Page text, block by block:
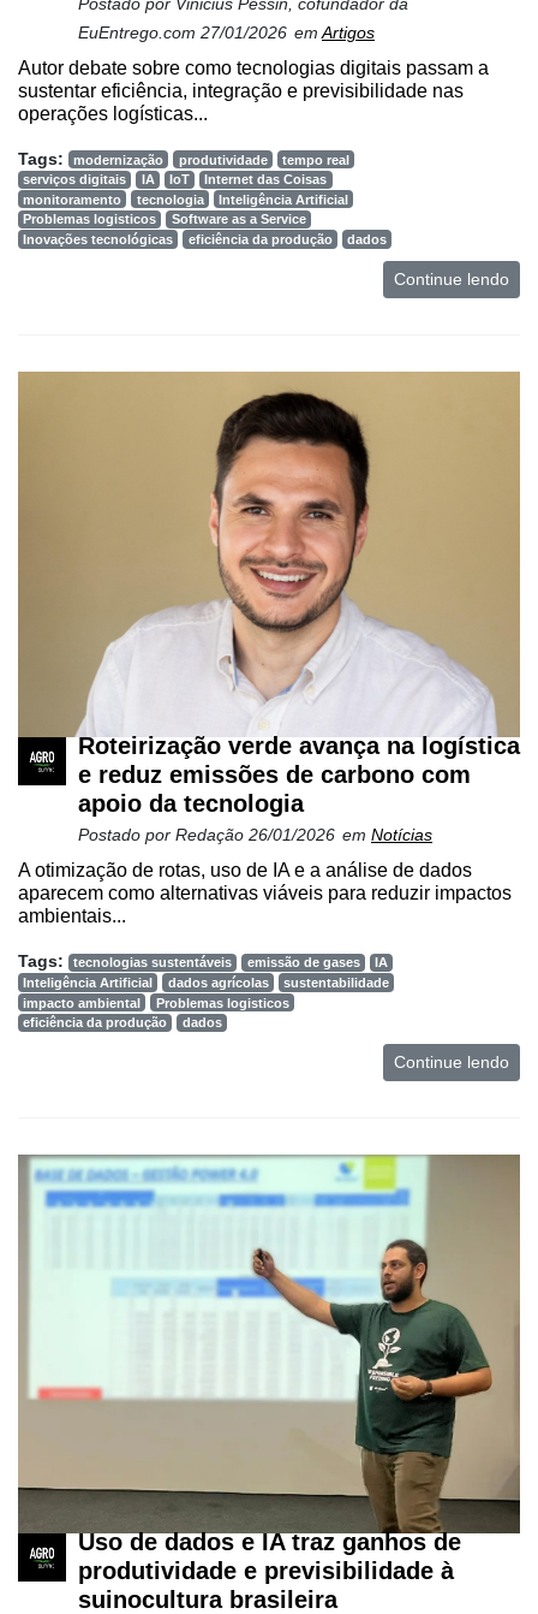
EuEntrego.com 27/01/2026 em Artigos
Autor debate sobre como tecnologias digitais passam a
sustentar eficiência, integração e previsibilidade nas
operações logísticas...
Tags: modernização produtividade
tempo real
serviços digitais
IA IoT
Internet das Coisas
monitoramento
tecnologia
Inteligência Artificial
Problemas logisticos
Software as a Service
Inovações tecnológicas
eficiência da produção dados
Continue lendo
Roteirização verde avança na logística
e reduz emissões de carbono com
apoio da tecnologia
Postado por Redação 26/01/2026 em Notícias
A otimização de rotas, uso de IA e a análise de dados
aparecem como alternativas viáveis para reduzir impactos
ambientais...
Tags: tecnologias sustentáveis emissão de gases
IA
Inteligência Artificial
dados agrícolas
sustentabilidade
impacto ambiental
Problemas logisticos
eficiência da produção
dados
Continue lendo
Uso de dados e IA traz ganhos de
produtividade e previsibilidade à
suinocultura brasileira